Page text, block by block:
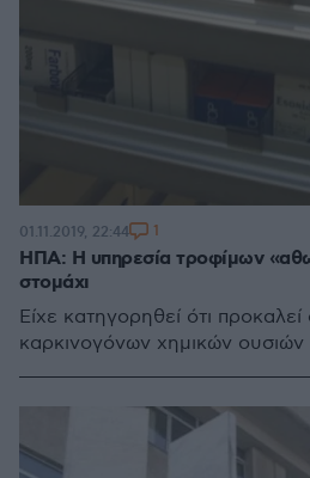
ΗΠΑ: Η υπηρεσία τροφίμων
στομάχι
Είχε κατηγορηθεί ότι
καρκινογόνων χημικών ουσιών
01.11.2019, 22:44 1